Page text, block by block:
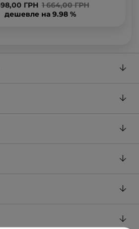
1 664,00 ГРН
ГРН
дешевле на 9.98 %